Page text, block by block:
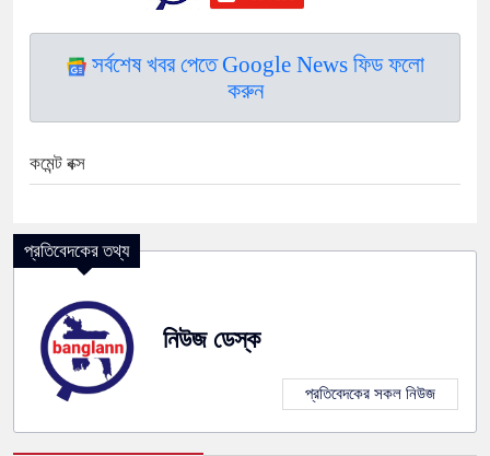
সর্বশেষ খবর পেতে Google News ফিড ফলো
করুন
কমেন্ট বক্স
প্রতিবেদকের তথ্য
নিউজ ডেস্ক
প্রতিবেদকের সকল নিউজ